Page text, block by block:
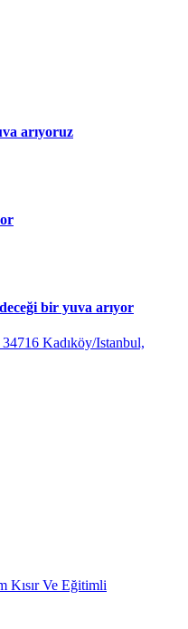
arıyoruz
bir yuva arıyor
Kadıköy/Istanbul,
Kısır Ve Eğitimli